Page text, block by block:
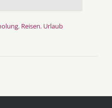
, Reisen, Urlaub